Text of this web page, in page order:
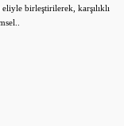
birleştirilerek, karşılıklı